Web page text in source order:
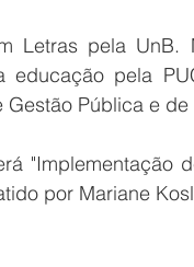
Letras pela
educação pela
Pública e
"Implementação
por Mariane